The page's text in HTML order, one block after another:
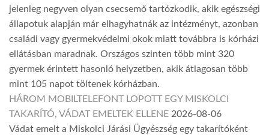
jelenleg negyven olyan csecsemő tartózkodik, akik egészségi
állapotuk alapján már elhagyhatnák az intézményt, azonban
családi vagy gyermekvédelmi okok miatt továbbra is kórházi
ellátásban maradnak. Országos szinten több mint 320
gyermek érintett hasonló helyzetben, akik átlagosan több
mint 105 napot töltenek kórházban.
HÁROM MOBILTELEFONT LOPOTT EGY MISKOLCI
TAKARÍTÓ, VÁDAT EMELTEK ELLENE 2026-08-06
Vádat emelt a Miskolci Járási Ügyészség egy takarítóként